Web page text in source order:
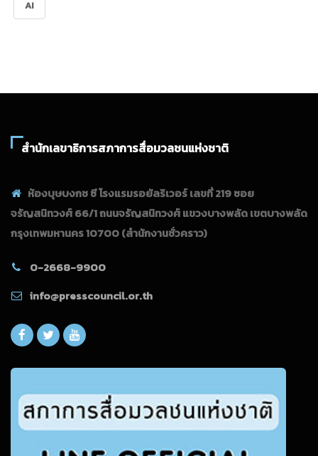
AI
สำนักเลขาธิการสภาการสื่อมวลชนแห่งชาติ
ห้องบุษบงกช ซี โรงแรมรอยัลริเวอร์ เลขที่ 219 ซอย
จรัญสนิทวงศ์ 66/1 ถนนจรัญสนิทวงศ์ แขวงบางพลัด เขตบางพลัด
กรุงเทพมหานคร 10700(สำนักงานชั่วคราว)
0-2668-9900
info@presscouncil.or.th